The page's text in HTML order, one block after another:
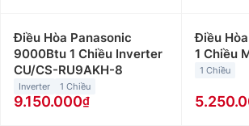
Ví dụ: Phòng có kích thước 4,5m
cách tính công suất như sau:
(4,5 x 3) x 600 = 8.100 BTU = 0,9
Điều Hòa Panasonic
9000Btu 1 Chiều Inverter
CU/CS-RU9AKH-8
Inverter 1 Chiều
9.150.000
Điều
1 Chiều
1 Chiều